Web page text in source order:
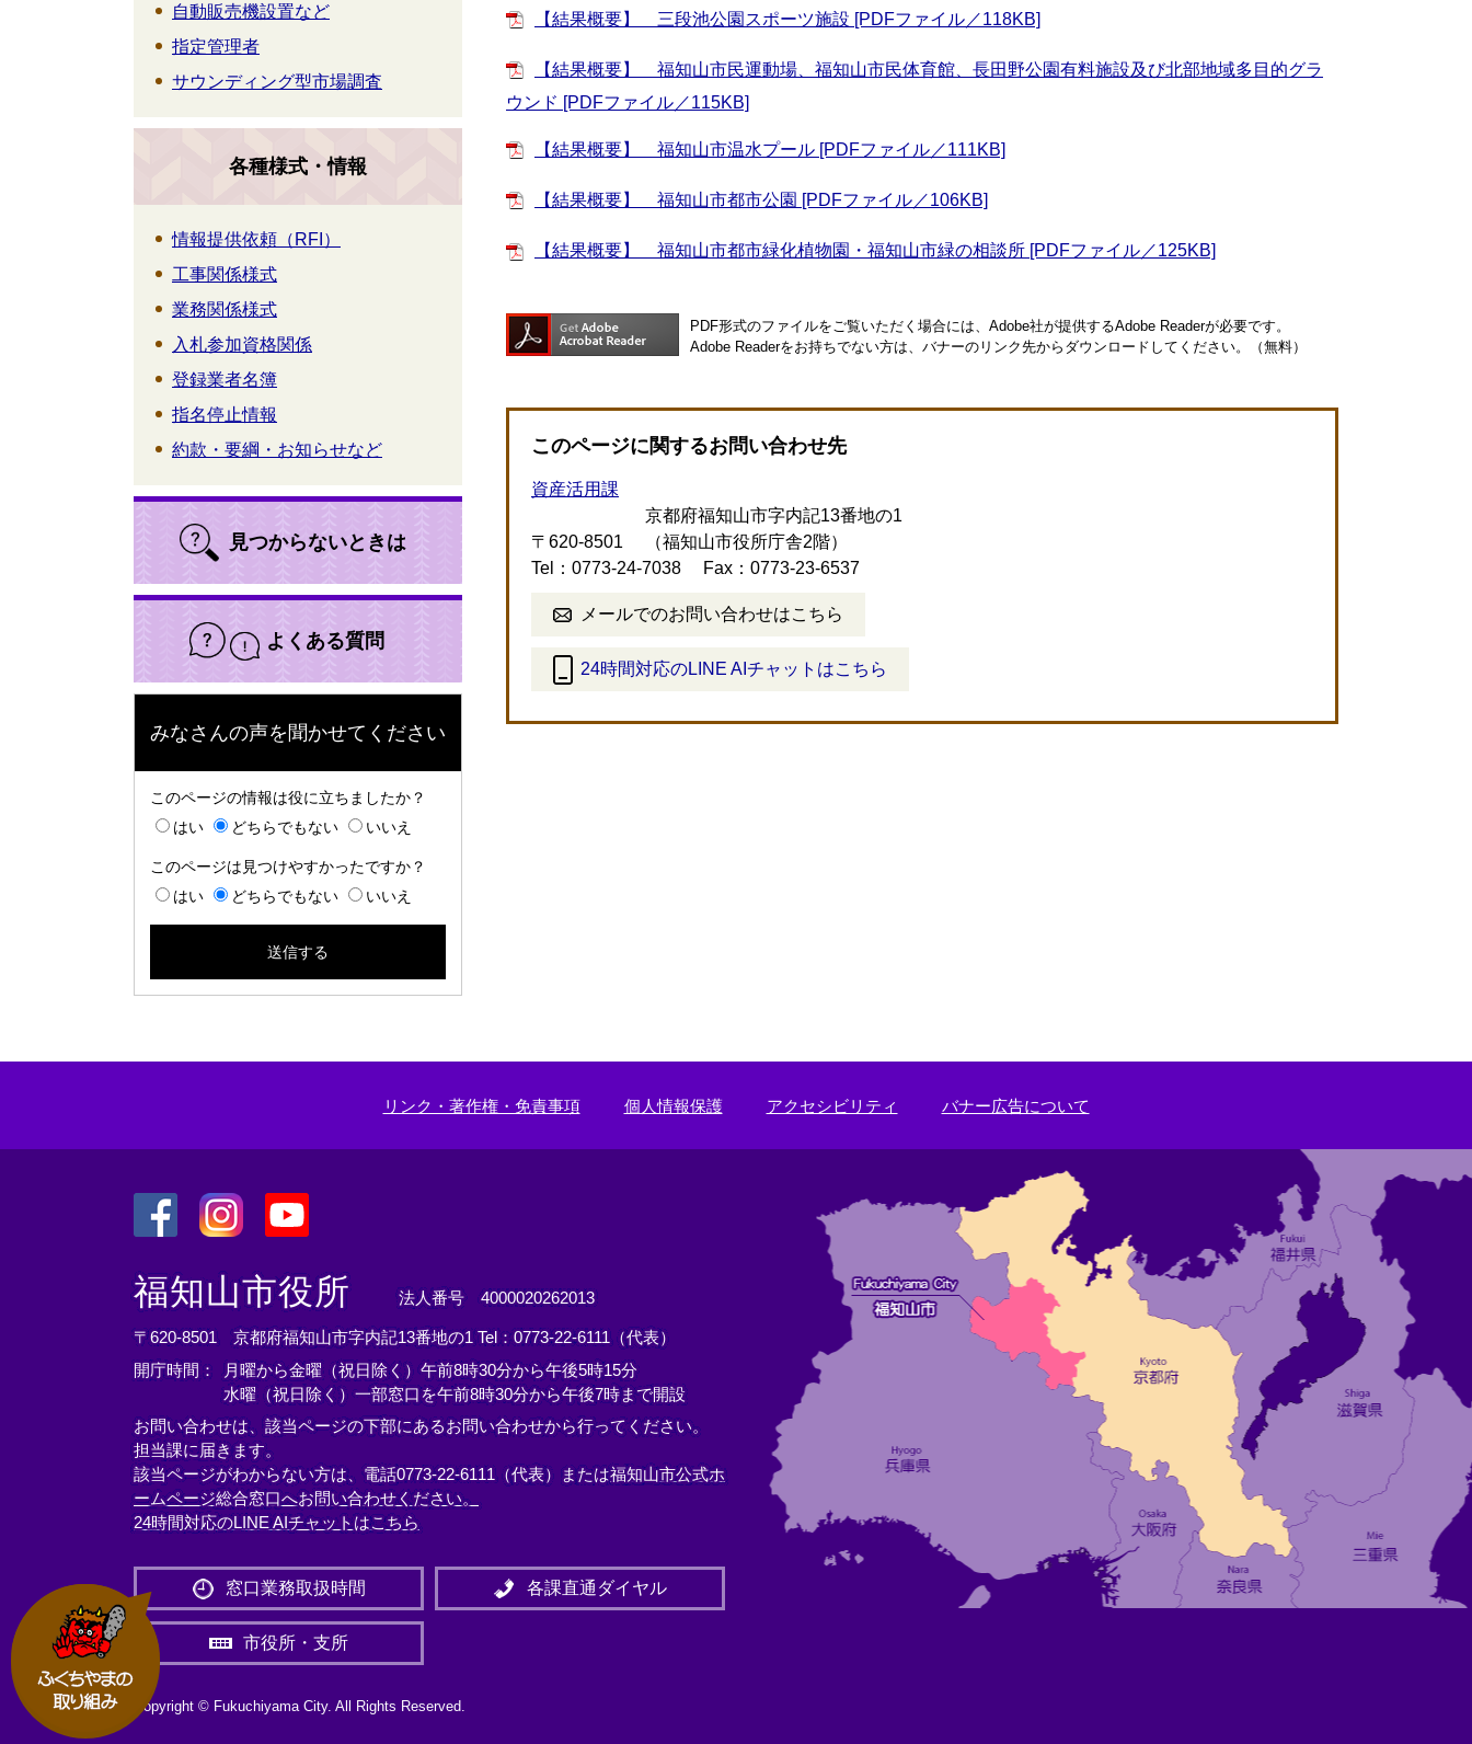
【結果概要】 三段池公園スポーツ施設 [PDFファイル／118KB]
【結果概要】 福知山市民運動場、福知山市民体育館、長田野公園有料施設及び北部地域多目的グラ
ウンド [PDFファイル／115KB]
【結果概要】 福知山市温水プール [PDFファイル／111KB]
【結果概要】 福知山市都市公園 [PDFファイル／106KB]
【結果概要】 福知山市都市緑化植物園・福知山市緑の相談所 [PDFファイル／125KB]
PDF形式のファイルをご覧いただく場合には、Adobe社が提供するAdobe Readerが必要です。
Adobe Readerをお持ちでない方は、バナーのリンク先からダウンロードしてください。（無料）
このページに関するお問い合わせ先
資産活用課
〒620-8501
京都府福知山市字内記13番地の1
（福知山市役所庁舎2階）
Tel：0773-24-7038
Fax：0773-23-6537
メールでのお問い合わせはこちら
24時間対応のLINE AIチャットはこちら
外
自動販売機設置など
指定管理者
サウンディング型市場調査
各種様式・情報
情報提供依頼（RFI）
工事関係様式
業務関係様式
入札参加資格関係
登録業者名簿
指名停止情報
約款・要綱・お知らせなど
見つからないときは
よくある質問
みなさんの声を聞かせてください
このページの情報は役に立ちましたか？
はい
どちらでもない いいえ
このページは見つけやすかったですか？
はい
どちらでもない いいえ
リンク・著作権・免責事項 個人情報保護 アクセシビリティ バナー広告について
外
部
リ
ン
ク
外
部
リ
ン
ク
外
部
リ
ン
ク
＞
福知山市役所 法人番号 4000020262013
〒620-8501 京都府福知山市字内記13番地の1 Tel：0773-22-6111（代表）
開庁時間： 月曜から金曜（祝日除く）午前8時30分から午後5時15分
水曜（祝日除く）一部窓口を午前8時30分から午後7時まで開設
お問い合わせは、該当ページの下部にあるお問い合わせから行ってください。
担当課に届きます。
該当ページがわからない方は、電話0773-22-6111（代表）または福知山市公式ホ
ームページ総合窓口へお問い合わせください。
24時間対応のLINE AIチャットはこちら
外
部
リ
窓口業務取扱時間 各課直通ダイヤル
市役所・支所
Copyright © Fukuchiyama City. All Rights Reserved.